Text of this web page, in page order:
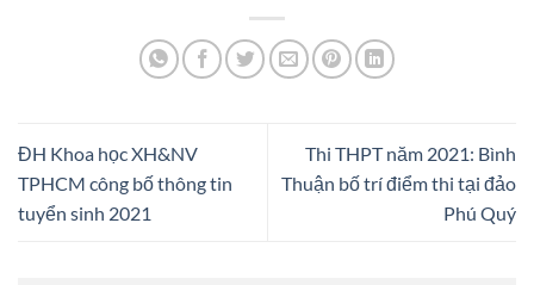
ĐH Khoa học XH&NV
TPHCM công bố thông tin
tuyển sinh 2021
Thi THPT năm 2021: Bình
Thuận bố trí điểm thi tại đảo
Phú Quý